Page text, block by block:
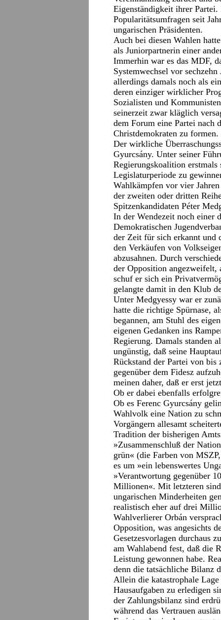
Eigenständigkeit ihrer
Popularitätsumfragen seit
ungarischen Präsidenten.
Auch bei diesen Wahlen
als Juniorpartnerin einer
Immerhin war es das MDF,
Systemwechsel vor
allerdings damals noch als
deren einziger wirklicher
Sozialisten und
seinerzeit zwar kläglich
dem Forum eine Partei nach
Christdemokraten zu formen.
Der wirkliche
Gyurcsány. Unter seiner
Regierungskoalition erstmals
Legislaturperiode zu
Wahlkämpfen vor vier
der zweiten oder dritten
Spitzenkandidaten Péter
In der Wendezeit noch einer
Demokratischen
der Zeit für sich erkannt und
den Verkäufen von
abzusahnen. Durch
der Opposition angezweifelt,
schuf er sich ein
gelangte damit in den Klub
Unter Medgyessy war er
hatte die richtige Spürnase,
begannen, am Stuhl des
eigenen Gedanken ins
Regierung. Damals standen
ungünstig, daß seine
Rückstand der Partei von
gegenüber dem Fidesz
meinen daher, daß er erst
Ob er dabei ebenfalls
Ob es Ferenc Gyurcsány
Wahlvolk eine Nation zu
Vorgängern allesamt
Tradition der bisherigen
»Zusammenschluß der
grün« (die Farben von
es um »ein lebenswertes
»Verantwortung gegenüber
Millionen«. Mit letzteren
ungarischen Minderheiten
realistisch eher auf drei
Wahlverlierer Orbán
Opposition, was angesichts
Gesetzesvorlagen durchaus
am Wahlabend fest, daß die
Leistung gewonnen habe.
denn die tatsächliche Bilanz
Allein die katastrophale Lage
Hausaufgaben zu erledigen
der Zahlungsbilanz sind
während das Vertrauen